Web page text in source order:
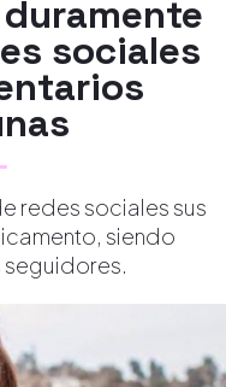
sociales
redes sociales sus
siendo